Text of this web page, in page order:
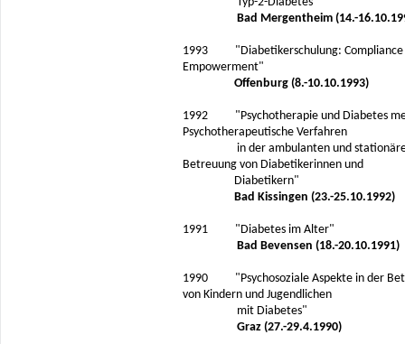
Bad Mergentheim (14.-
1993 "Diabetikerschulung: Compliance
Empowerment"
Offenburg (8.-10.10.1993)
1992 "Psychotherapie und Diabetes
Psychotherapeutische Verfahren
in der ambulanten und
Betreuung von Diabetikerinnen und
Diabetikern"
Bad Kissingen (23.-25.10.1992)
1991 "Diabetes im Alter"
Bad Bevensen (18.-20.10.1991)
1990 "Psychosoziale Aspekte in der
von Kindern und Jugendlichen
mit Diabetes"
Graz (27.-29.4.1990)